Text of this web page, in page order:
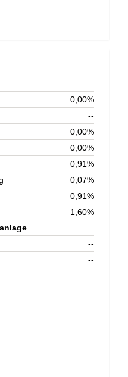
0,00%
--
0,00%
0,00%
0,91%
0,07%
0,91%
1,60%
--
--